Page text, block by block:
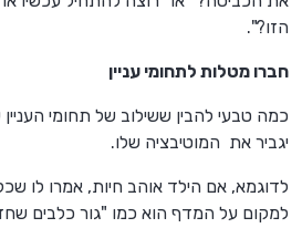
הזו?".
חברו מטלות לתחומי עניין
כמה טבעי להבין ששילוב של תחומי
יגביר את המוטיבציה שלו.
לדוגמא, אם הילד אוהב חיות, אמרו לו
למקום על המדף הוא כמו "גור כלבים